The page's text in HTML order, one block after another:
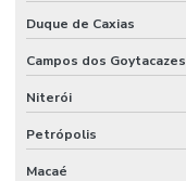
Duque de Caxias
Campos dos Goytacazes
Niterói
Petrópolis
Macaé